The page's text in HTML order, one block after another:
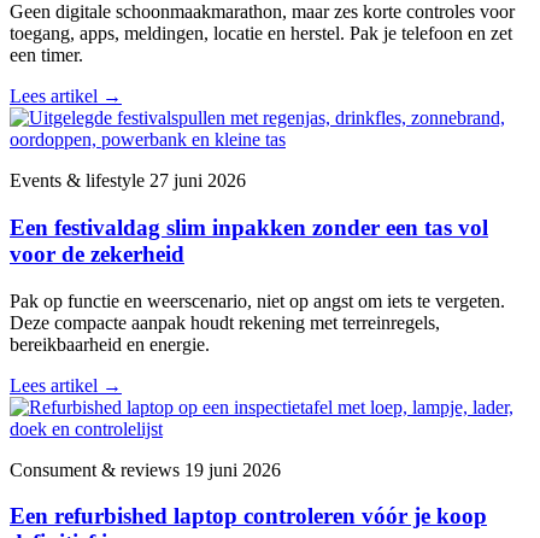
Geen digitale schoonmaakmarathon, maar zes korte controles voor
toegang, apps, meldingen, locatie en herstel. Pak je telefoon en zet
een timer.
Lees artikel →
Events & lifestyle 27 juni 2026
Een festivaldag slim inpakken zonder een tas vol
voor de zekerheid
Pak op functie en weerscenario, niet op angst om iets te vergeten.
Deze compacte aanpak houdt rekening met terreinregels,
bereikbaarheid en energie.
Lees artikel →
Consument & reviews 19 juni 2026
Een refurbished laptop controleren vóór je koop